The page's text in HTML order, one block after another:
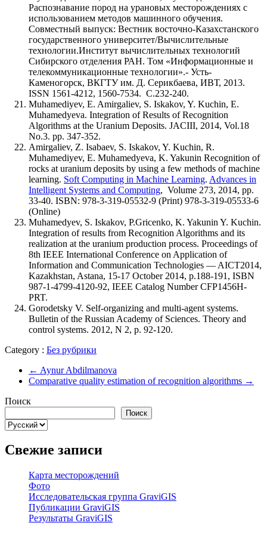
Распознавание пород на урановых месторождениях с
использованием методов машинного обучения.
Совместный выпуск: Вестник восточно-Казахстанского
государственного университет/Вычислительные
технологии.Институт вычислительных технологий
Сибирского отделения РАН. Том «Информационные и
телекоммуникационные технологии».- Усть-
Каменогорск, ВКГТУ им. Д. Серикбаева, ИВТ, 2013.
ISSN 1561-4212, 1560-7534. С.232-240.
Muhamediyev, E. Amirgaliev, S. Iskakov, Y. Kuchin, E.
Muhamedyeva. Integration of Results of Recognition
Algorithms at the Uranium Deposits. JACIII, 2014, Vol.18
No.3. pp. 347-352.
Amirgaliev, Z. Isabaev, S. Iskakov, Y. Kuchin, R.
Muhamediyev, E. Muhamedyeva, K. Yakunin Recognition of
rocks at uranium deposits by using a few methods of machine
learning. Soft Computing in Machine Learning. Advances in
Intelligent Systems and Computing, Volume 273, 2014, pp.
33-40. ISBN: 978-3-319-05532-9 (Print) 978-3-319-05533-6
(Online)
Muhamedyev, S. Iskakov, P.Gricenko, K. Yakunin Y. Kuchin.
Integration of results from Recognition Algorithms and its
realization at the uranium production process. Proceedings of
8th IEEE International Conference on Application of
Information and Communication Technologies — AICT2014,
Kazakhstan, Astana, 15-17 October 2014, p.188-191, ISBN
987-1-4799-4120-92, IEEE Catalog Number CFP1456H-
PRT.
Gorodetsky V. Self-organizing and multi-agent systems.
Bulletin of the Russian Academy of Sciences. Theory and
control systems. 2012, N 2, p. 92-120.
Category : Без рубрики
← Aynur Abdilmanova
Comparative quality estimation of recognition algorithms →
Поиск
Поиск
Выбрать
Свежие записи
Карта месторождений
Фото
Исследовательская группа GraviGIS
Публикации GraviGIS
Результаты GraviGIS